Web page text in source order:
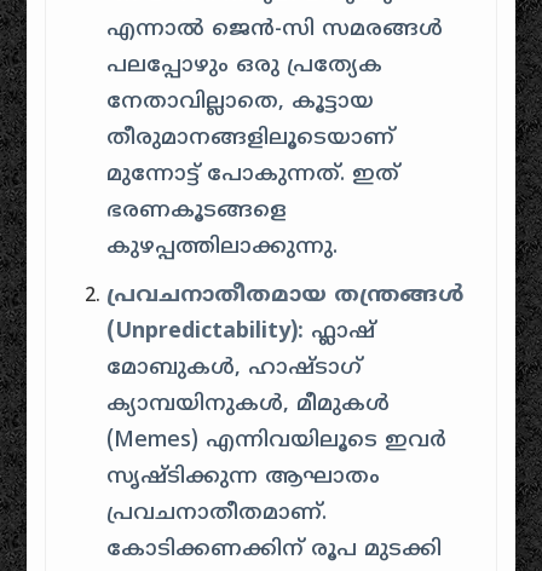
എന്നാൽ ജെൻ-സി സമരങ്ങൾ
പലപ്പോഴും ഒരു പ്രത്യേക
നേതാവില്ലാതെ, കൂട്ടായ
തീരുമാനങ്ങളിലൂടെയാണ്
മുന്നോട്ട് പോകുന്നത്. ഇത്
ഭരണകൂടങ്ങളെ
കുഴപ്പത്തിലാക്കുന്നു.
പ്രവചനാതീതമായ തന്ത്രങ്ങൾ
(Unpredictability): ഫ്ലാഷ്
മോബുകൾ, ഹാഷ്‌ടാഗ്
ക്യാമ്പയിനുകൾ, മീമുകൾ
(Memes) എന്നിവയിലൂടെ ഇവർ
സൃഷ്ടിക്കുന്ന ആഘാതം
പ്രവചനാതീതമാണ്.
കോടിക്കണക്കിന് രൂപ മുടക്കി